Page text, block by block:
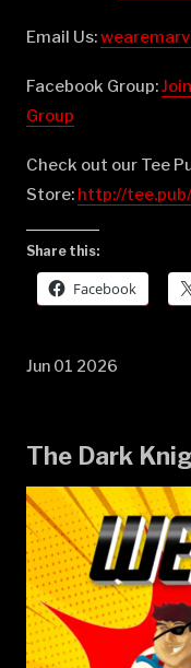
Email Us:
Facebook Group:
Group⁠⁠⁠⁠⁠⁠⁠⁠⁠⁠⁠⁠⁠⁠⁠⁠⁠⁠⁠⁠⁠⁠⁠⁠⁠⁠⁠⁠⁠⁠⁠⁠⁠⁠⁠⁠⁠⁠⁠⁠⁠⁠⁠⁠⁠⁠⁠⁠⁠⁠⁠⁠⁠⁠⁠⁠⁠⁠⁠⁠⁠⁠⁠⁠⁠⁠⁠⁠⁠⁠⁠⁠⁠⁠
Check out our Tee
Store: ⁠⁠⁠⁠⁠⁠⁠⁠⁠⁠⁠⁠⁠⁠⁠⁠⁠⁠⁠⁠⁠⁠⁠⁠⁠⁠⁠⁠⁠⁠⁠⁠⁠⁠⁠⁠⁠⁠⁠⁠⁠⁠⁠⁠⁠⁠⁠⁠⁠⁠⁠⁠⁠⁠⁠⁠⁠⁠⁠⁠⁠⁠⁠⁠⁠⁠⁠⁠⁠⁠⁠⁠⁠⁠http://
Share this:
Facebook
Jun 01 2026
The Dark